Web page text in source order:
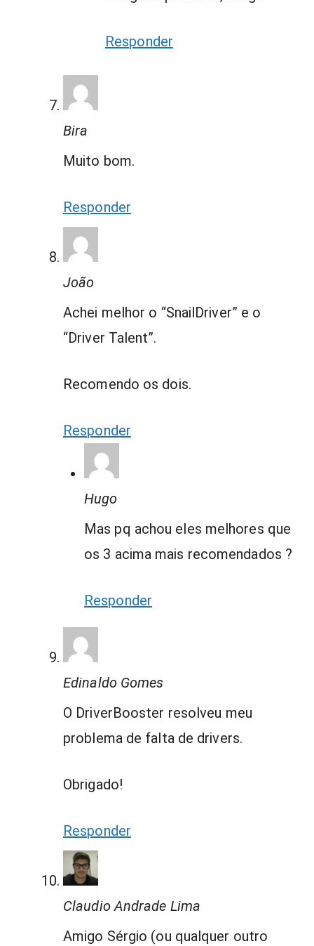
Responder
Bira
Muito bom.
Responder
João
Achei melhor o “SnailDriver” e o
“Driver Talent”.
Recomendo os dois.
Responder
Hugo
Mas pq achou eles melhores que
os 3 acima mais recomendados ?
Responder
Edinaldo Gomes
O DriverBooster resolveu meu
problema de falta de drivers.
Obrigado!
Responder
Claudio Andrade Lima
Amigo Sérgio (ou qualquer outro